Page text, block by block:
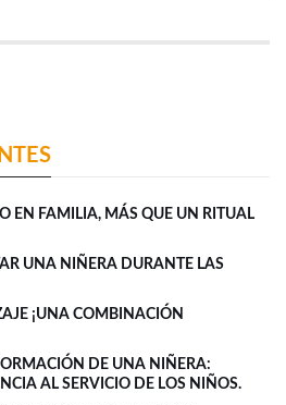
EN FAMILIA, MÁS QUE UN RITUAL
UNA NIÑERA DURANTE LAS
¡UNA COMBINACIÓN
DE UNA NIÑERA:
AL SERVICIO DE LOS NIÑOS.